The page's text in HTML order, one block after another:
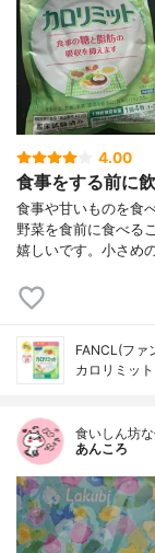
4.00
食事をする前に
食事や甘いものを食
野菜を食前に食べる
嬉しいです。小さめ
FANCL(ファ
カロリミット
食いしん坊
あんころ